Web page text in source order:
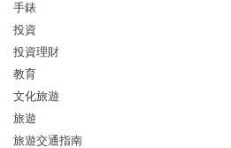
手錶
投資
投資理財
教育
文化旅遊
旅遊
旅遊交通指南